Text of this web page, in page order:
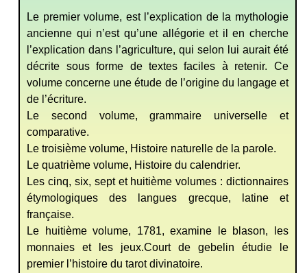
Le premier volume, est l’explication de la mythologie
ancienne qui n’est qu’une allégorie et il en cherche
l’explication dans l’agriculture, qui selon lui aurait été
décrite sous forme de textes faciles à retenir. Ce
volume concerne une étude de l’origine du langage et
de l’écriture.
Le second volume, grammaire universelle et
comparative.
Le troisième volume, Histoire naturelle de la parole.
Le quatrième volume, Histoire du calendrier.
Les cinq, six, sept et huitième volumes : dictionnaires
étymologiques des langues grecque, latine et
française.
Le huitième volume, 1781, examine le blason, les
monnaies et les jeux.Court de gebelin étudie le
premier l’histoire du tarot divinatoire.